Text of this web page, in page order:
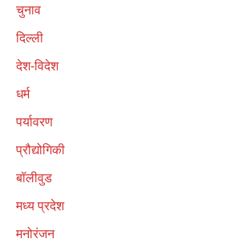
चुनाव
दिल्ली
देश-विदेश
धर्म
पर्यावरण
प्रौद्योगिकी
बॉलीवुड
मध्य प्रदेश
मनोरंजन